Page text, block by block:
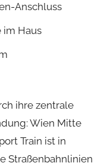
Anschluss
im Haus
ihre zentrale
Wien Mitte
Train ist in
Straßenbahnlinien